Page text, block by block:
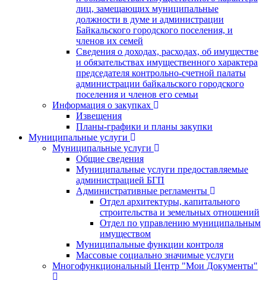
лиц, замещающих муниципальные
должности в думе и администрации
Байкальского городского поселения, и
членов их семей
Сведения о доходах, расходах, об имуществе
и обязательствах имущественного характера
председателя контрольно-счетной палаты
администрации байкальского городского
поселения и членов его семьи
Информация о закупках
Извещения
Планы-графики и планы закупки
Муниципальные услуги
Муниципальные услуги
Общие сведения
Муниципальные услуги предоставляемые
администрацией БГП
Административные регламенты
Отдел архитектуры, капитального
строительства и земельных отношений
Отдел по управлению муниципальным
имуществом
Муниципальные функции контроля
Массовые социально значимые услуги
Многофункциональный Центр "Мои Документы"